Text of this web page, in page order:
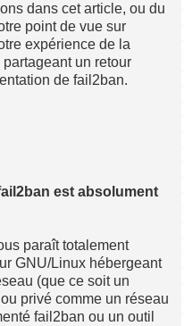
dans cet article, ou du
point de vue sur
expérience de la
un retour
de fail2ban.
est absolument
paraît totalement
GNU/Linux hébergeant
(que ce soit un
privé comme un réseau
fail2ban ou un outil